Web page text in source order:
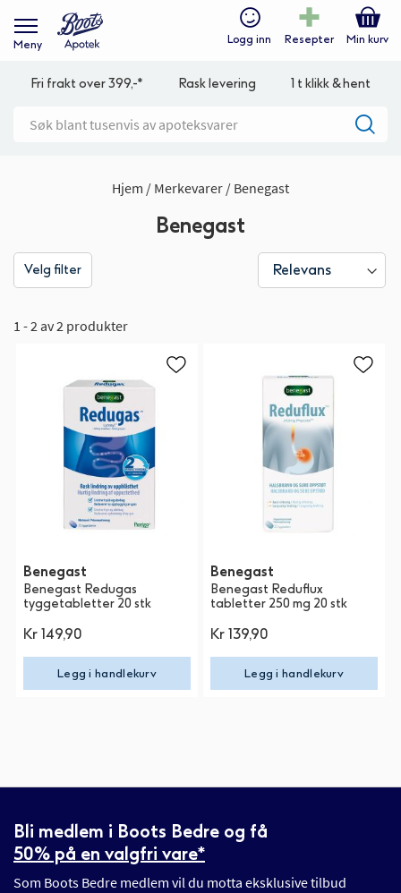
Meny Logg inn Resepter Min kurv
Fri frakt over 399,-* Rask levering 1 t klikk & hent
Hjem Merkevarer Benegast
Benegast
Velg filter
1 - 2 av 2 produkter
Benegast
Benegast Redugas
tyggetabletter 20 stk
Kr 149,90
Legg i handlekurv
Benegast
Benegast Reduflux
tabletter 250 mg 20 stk
Kr 139,90
Legg i handlekurv
Bli medlem i Boots Bedre og få
50% på en valgfri vare*
Som Boots Bedre medlem vil du motta eksklusive tilbud